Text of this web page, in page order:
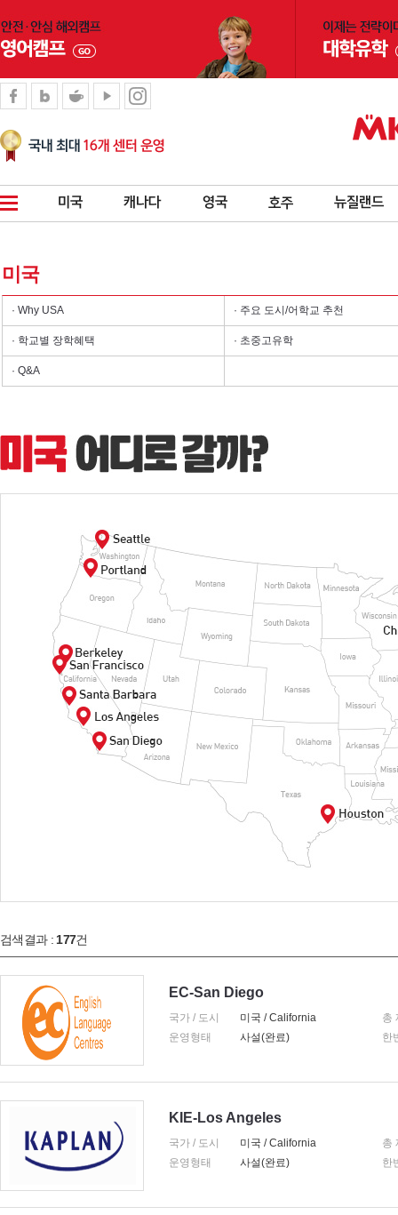
미국
· Why USA · 주요 도시/어학교 추천
· 학교별 장학혜택 · 초중고유학
· Q&A
검색결과 : 177건
EC-San Diego
국가 / 도시 미국 / California
총
운영형태
사설(완료) 한
KIE-Los Angeles
국가 / 도시 미국 / California
총
운영형태
사설(완료) 한